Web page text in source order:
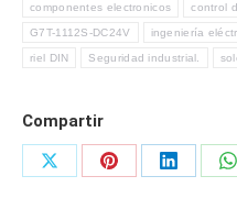
LA
MARCA
componentes electronicos control
G7T-1112S-DC24V ingeniería
riel DIN Seguridad industrial.
Compartir
Share
Share
Share